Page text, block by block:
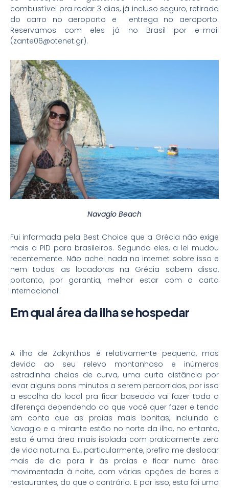
combustível pra rodar 3 dias, já incluso seguro, retirada
do carro no aeroporto e entrega no aeroporto.
Reservamos com eles já no Brasil por e-mail
(zante06@otenet.gr).
Navagio Beach
Fui informada pela Best Choice que a Grécia não exige
mais a PID para brasileiros. Segundo eles, a lei mudou
recentemente. Não achei nada na internet sobre isso e
nem todas as locadoras na Grécia sabem disso,
portanto, por garantia, melhor estar com a carta
internacional.
Em qual área da ilha se hospedar
A ilha de Zakynthos é relativamente pequena, mas
devido ao seu relevo montanhoso e inúmeras
estradinha cheias de curva, uma curta distância por
levar alguns bons minutos a serem percorridos, por isso
a escolha do local pra ficar baseado vai fazer toda a
diferença dependendo do que você quer fazer e tendo
em conta que as praias mais bonitas, incluindo a
Navagio e o mirante estão no norte da ilha, no entanto,
esta é uma área mais isolada com praticamente zero
de vida noturna. Eu, particularmente, prefiro me deslocar
mais de dia para ir às praias e ficar numa área
movimentada à noite, com várias opções de bares e
restaurantes, do que o contrário. E por isso, esta foi uma